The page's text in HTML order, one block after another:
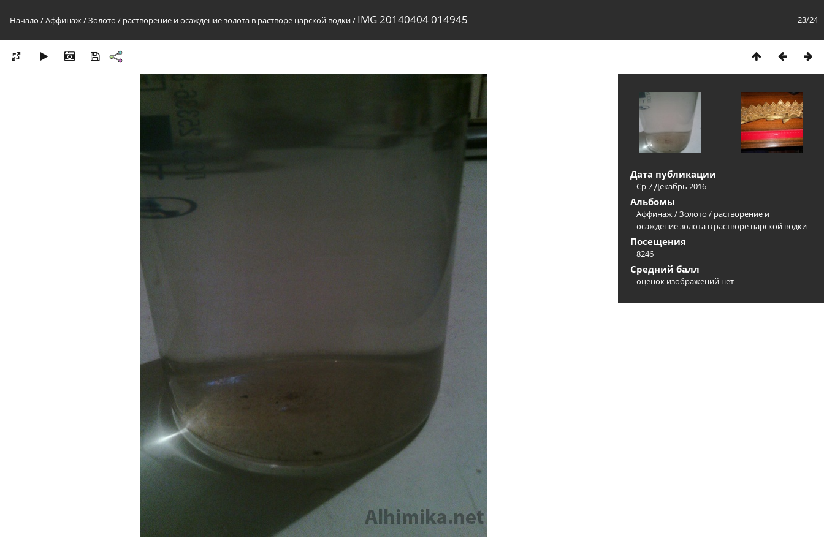
23/24
Начало /Аффинаж/Золото / растворение и осаждение золота в растворе царской водки/ IMG 20140404 014945
Дата публикации
Ср 7 Декабрь 2016
Альбомы
Аффинаж/Золото / растворение и
осаждение золота в растворе царской водки
Посещения
8246
Средний балл
оценок изображений нет